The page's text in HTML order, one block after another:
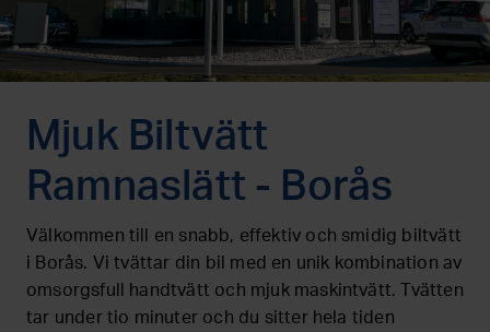
Mjuk Biltvätt
Ramnaslätt - Borås
Välkommen till en snabb, effektiv och smidig biltvätt
i Borås. Vi tvättar din bil med en unik kombination av
omsorgsfull handtvätt och mjuk maskintvätt. Tvätten
tar under tio minuter och du sitter hela tiden